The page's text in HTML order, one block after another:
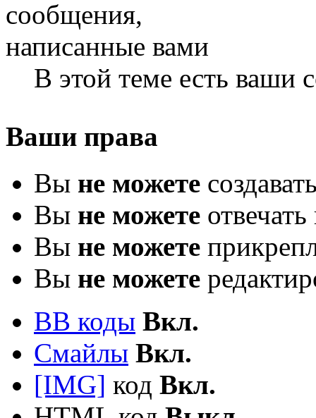
В этой теме есть ваши
Ваши права
Вы не можете
Вы не можете
Вы не можете
Вы не можете
BB коды Вкл.
Смайлы Вкл.
[IMG] код Вкл.